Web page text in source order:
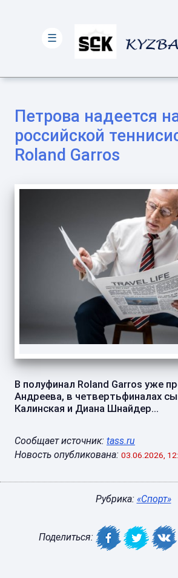
Петрова надеется
российской
Roland Garros
В полуфинал Roland Garros уже
Андреева, в четвертьфиналах
Калинская и Диана Шнайдер...
Сообщает источник: tass.ru
Новость опубликована: 03.06.2026,
Рубрика: «Спорт»
Поделиться:
☰